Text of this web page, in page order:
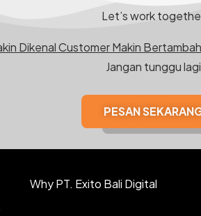
Let’s work
Dikenal Customer Makin
Jangan tunggu lagi
PESAN
Why PT. Exito Bali Digital